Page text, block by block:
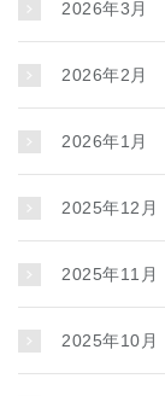
2026年3月
2026年2月
2026年1月
2025年12月
2025年11月
2025年10月